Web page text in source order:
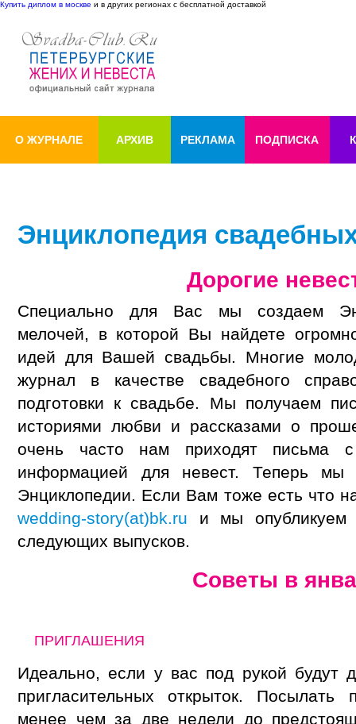
Купить диплом в москве и в других регионах с бесплатной доставкой
О ЖУРНАЛЕ АРХИВ РЕКЛАМА ПОДПИСКА
Энциклопедия
Дорогие
Специально для Вас мы создаем
мелочей, в которой Вы найдете
идей для Вашей свадьбы. Многие
журнал в качестве свадебного
подготовки к свадьбе. Мы получаем
историями любви и рассказами о
очень часто нам приходят письма
информацией для невест. Теперь
Энциклопедии. Если Вам тоже есть что
wedding-story(at)bk.ru и мы
следующих выпусков.
Советы в
ПРИГЛАШЕНИЯ
Идеально, если у вас под рукой будут
пригласительных открыток.
менее чем за две недели до